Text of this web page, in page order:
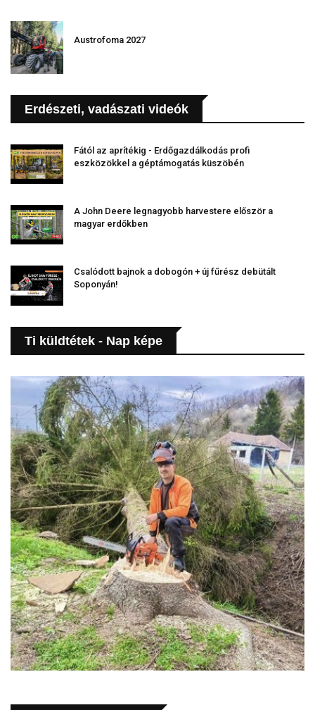
Austrofoma 2027
Erdészeti, vadászati videók
Fától az aprítékig - Erdőgazdálkodás profi
eszközökkel a géptámogatás küszöbén
A John Deere legnagyobb harvestere először a
magyar erdőkben
Csalódott bajnok a dobogón + új fűrész debütált
Soponyán!
Ti küldtétek - Nap képe